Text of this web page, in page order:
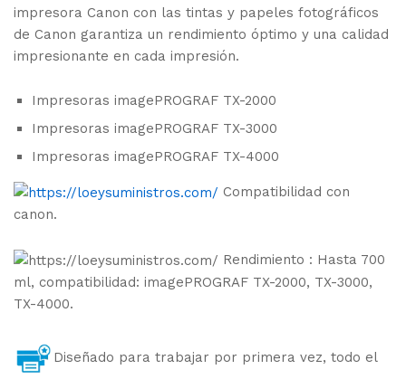
impresora Canon con las tintas y papeles fotográficos
de Canon garantiza un rendimiento óptimo y una calidad
impresionante en cada impresión.
Impresoras imagePROGRAF TX-2000
Impresoras imagePROGRAF TX-3000
Impresoras imagePROGRAF TX-4000
Compatibilidad con
canon.
Rendimiento : Hasta 700
ml, compatibilidad: imagePROGRAF TX-2000, TX-3000,
TX-4000.
Diseñado para trabajar por primera vez, todo el